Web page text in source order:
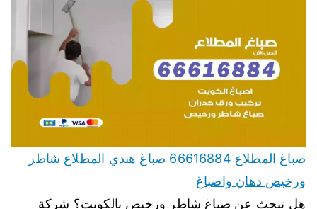
صباغ المطلاع 66616884 صباغ هندي المطلاع شاطر
ورخيص دهان واصباغ
هل تبحث عن صباغ شاطر ورخيص بالكويت؟ شركة